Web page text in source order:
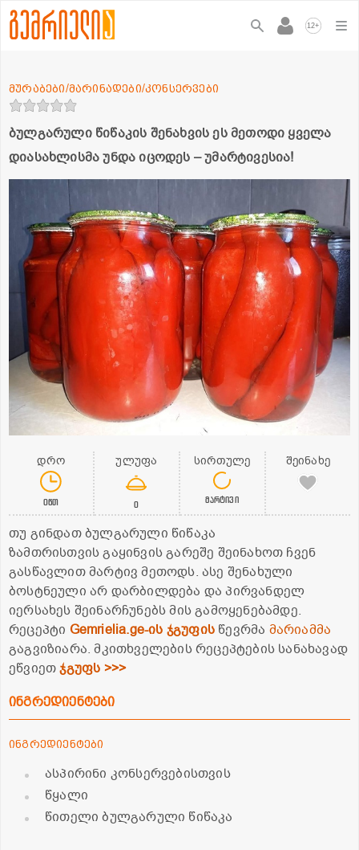
12+
ბულგარული წიწაკის შენახვის ეს მეთოდი ყველა
დიასახლისმა უნდა იცოდეს – უმარტივესია!
მურაბები/მარინადები/კონსერვები
დრო
0წთ
ულუფა
0
სირთულე
მარტივი
შეინახე
თუ გინდათ ბულგარული წიწაკა
ზამთრისთვის გაყინვის გარეშე შეინახოთ ჩვენ
გასწავლით მარტივ მეთოდს. ასე შენახული
ბოსტნეული არ დარბილდება და პირვანდელ
იერსახეს შეინარჩუნებს მის გამოყენებამდე.
რეცეპტი Gemrielia.ge-ის ჯგუფის წევრმა მარიამმა
გაგვიზიარა. მკითხველების რეცეპტების სანახავად
ეწვიეთჯგუფს >>>
ინგრედიენტები
ინგრედიენტები
ასპირინი კონსერვებისთვის
წყალი
წითელი ბულგარული წიწაკა